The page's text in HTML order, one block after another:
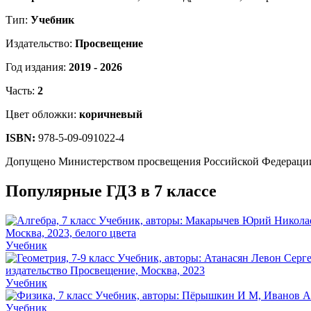
Тип: Учебник
Издательство: Просвещение
Год издания: 2019 - 2026
Часть: 2
Цвет обложки: коричневый
ISBN: 978-5-09-091022-4
Допущено Министерством просвещения Российской
Популярные ГДЗ в 7 классе
Учебник
Учебник
Учебник